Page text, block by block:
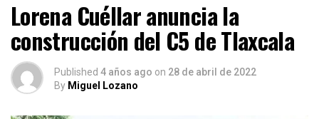
Lorena Cuéllar anuncia la
construcción del C5 de Tlaxcala
Published 4 años ago on 28 de abril de 2022
By Miguel Lozano